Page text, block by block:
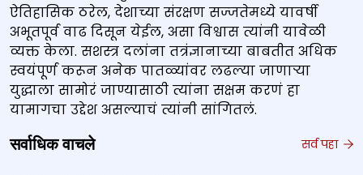
ऐतिहासिक ठरेल, देशाच्या संरक्षण सज्जतेमध्ये यावर्षी
अभूतपूर्व वाढ दिसून येईल, असा विश्वास त्यांनी यावेळी
व्यक्त केला. सशस्त्र दलांना तत्रंज्ञानाच्या बाबतीत अधिक
स्वयंपूर्ण करून अनेक पातळ्यांवर लढल्या जाणाऱ्या
युद्धाला सामोरं जाण्यासाठी त्यांना सक्षम करणं हा
यामागचा उद्देश असल्याचं त्यांनी सांगितलं.
सर्वाधिक वाचले सर्व पहा